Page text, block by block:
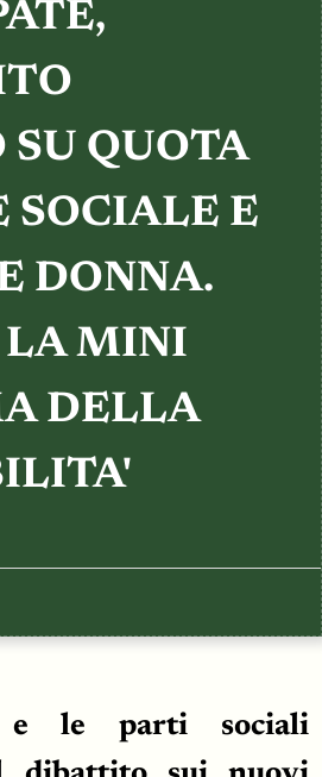
SU QUOTA
SOCIALE E
DONNA.
LA MINI
DELLA
e le parti sociali